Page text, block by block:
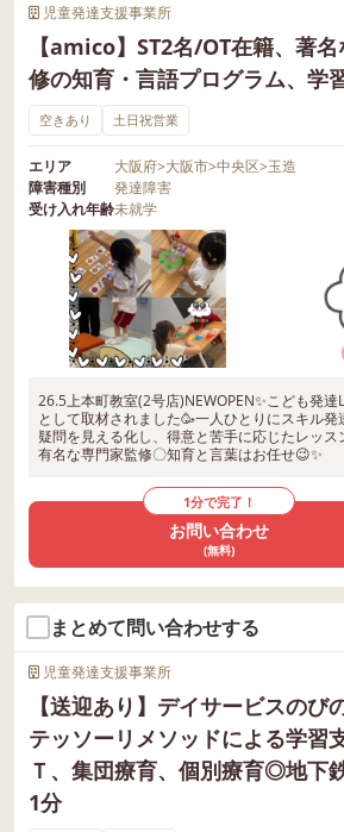
児童発達支援事業所
【amico】ST2名/OT在籍、著
修の知育・言語プログラム、学
空きあり 土日祝営業
エリア 大阪府>大阪市>中央区>玉造
障害種別
発達障害
受け入れ年齢未就学
26.5上本町教室(2号店)NEWOPEN✨こども発
として取材されました🥳一人ひとりにスキル
疑問を見える化し、得意と苦手に応じたレッス
有名な専門家監修〇知育と言葉はお任せ😉✨
1分で完了！
お問い合わせ
(無料)
まとめて問い合わせする
児童発達支援事業所
【送迎あり】デイサービスの
テッソーリメソッドによる学習
Ｔ、集団療育、個別療育◎地下
1分